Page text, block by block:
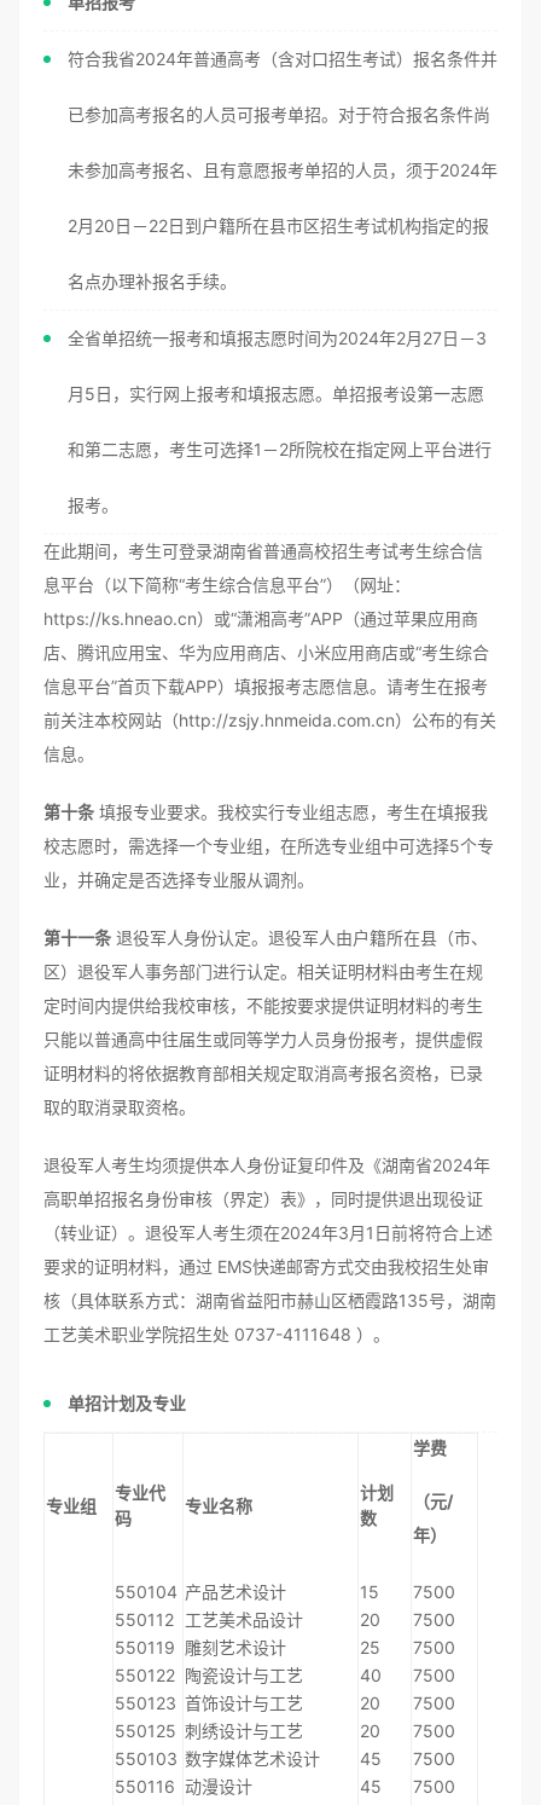
符合我省2024年普通高考（含对口招生考试）报名条件并
已参加高考报名的人员可报考单招。对于符合报名条件尚
未参加高考报名、且有意愿报考单招的人员，须于2024年
2月20日－22日到户籍所在县市区招生考试机构指定的报
名点办理补报名手续。
全省单招统一报考和填报志愿时间为2024年2月27日－3
月5日，实行网上报考和填报志愿。单招报考设第一志愿
和第二志愿，考生可选择1－2所院校在指定网上平台进行
报考。
在此期间，考生可登录湖南省普通高校招生考试考生综合信
息平台（以下简称“考生综合信息平台”）（网址：
https://ks.hneao.cn）或“潇湘高考”APP（通过苹果应用商
店、腾讯应用宝、华为应用商店、小米应用商店或“考生综合
信息平台”首页下载APP）填报报考志愿信息。请考生在报考
前关注本校网站（http://zsjy.hnmeida.com.cn）公布的有关
信息。
第十条 填报专业要求。我校实行专业组志愿，考生在填报我
校志愿时，需选择一个专业组，在所选专业组中可选择5个专
业，并确定是否选择专业服从调剂。
第十一条 退役军人身份认定。退役军人由户籍所在县（市、
区）退役军人事务部门进行认定。相关证明材料由考生在规
定时间内提供给我校审核，不能按要求提供证明材料的考生
只能以普通高中往届生或同等学力人员身份报考，提供虚假
证明材料的将依据教育部相关规定取消高考报名资格，已录
取的取消录取资格。
退役军人考生均须提供本人身份证复印件及《湖南省2024年
高职单招报名身份审核（界定）表》，同时提供退出现役证
（转业证）。退役军人考生须在2024年3月1日前将符合上述
要求的证明材料，通过 EMS快递邮寄方式交由我校招生处审
核（具体联系方式：湖南省益阳市赫山区栖霞路135号，湖南
工艺美术职业学院招生处 0737-4111648 ）。
单招计划及专业
专业组
专业代
码
专业名称
计划
数
学费
（元/
年）
550104 产品艺术设计 15
7500
550112 工艺美术品设计 20
7500
550119 雕刻艺术设计 25
7500
550122 陶瓷设计与工艺 40
7500
550123 首饰设计与工艺 20
7500
550125 刺绣设计与工艺 20
7500
550103 数字媒体艺术设计 45
7500
550116 动漫设计 45
7500